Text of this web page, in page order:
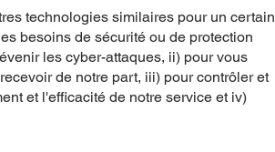
technologies similaires pour un certain
besoins de sécurité ou de protection
les cyber-attaques, ii) pour vous
de notre part, iii) pour contrôler et
et l'efficacité de notre service et iv)